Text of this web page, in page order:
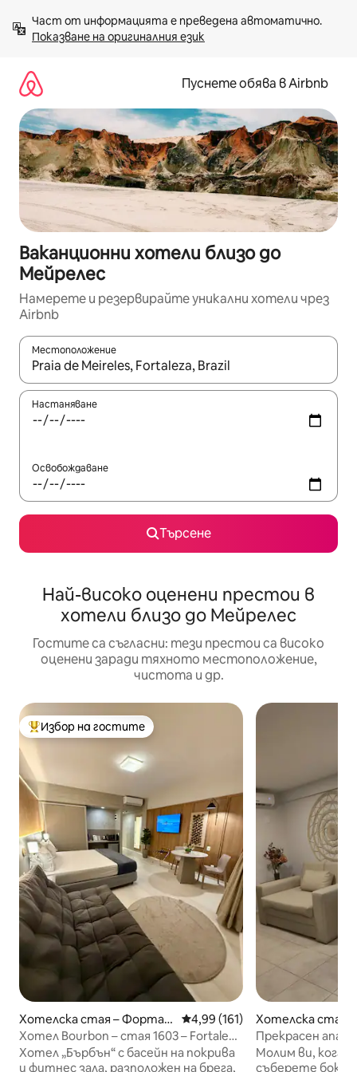
към
съдържанието
Показване на оригиналния език
Пуснете обява в Airbnb
Ваканционни хотели близо до
Мейрелес
Намерете и резервирайте уникални хотели чрез
Airbnb
Местоположение
Когато резултатите се покажат, използвайте
Настаняване
Освобождаване
Търсене
Най-високо оценени престои в
хотели близо до Мейрелес
Гостите са съгласни: тези престои са високо
оценени заради тяхното местоположение,
чистота и др.
Най-популярен избор на гостите
Избор на гостите
Хотелска стая – Фортал
еза
Средна оценка: 4,99 от 5,
4,99 (161)
Хотел Bourbon – стая 1603 – Fortaleza
Beachfront
Хотел „Бърбън“ с басейн на покрива
и фитнес зала, разположен на брега,
Хотелска стая
Прекрасен
Форталеза.
Молим ви,
съберете